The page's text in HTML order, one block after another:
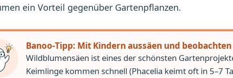
ein Vorteil gegenüber Gartenpflanzen.
Banoo-Tipp: Mit Kindern aussäen und beobachten
Wildblumensäen ist eines der schönsten
Keimlinge kommen schnell (Phacelia keimt oft in 5–7